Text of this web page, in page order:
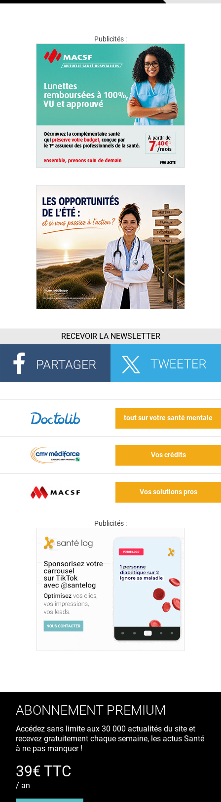
Publicités :
RECEVOIR LA NEWSLETTER
tout sur votre santé mentale
Vos crédits
Vos solutions pros
Publicités :
ABONNEMENT PREMIUM
Accédez sans limite aux 30 000 actualités du site et
recevez gratuitement chaque semaine, les actus Santé
à ne pas manquer !
39€ TTC
/ an